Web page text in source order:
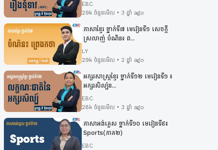
EBC
29k ចំនួនមើល • 3 ឆ្នាំ ago
ភាសាខ្មែរ ថ្នាក់ទី៧ មេរៀនទី១ សេចក្ដី
ស្រលាញ់ បំណិន៖ ព...
LY
29k ចំនួនមើល • 2 ឆ្នាំ ago
អក្សរសាស្រ្ដខ្មែរ ថ្នាក់ទី១២ មេរៀនទី១ ៖
អក្សរសិល្ប៍ខ...
EBC
28k ចំនួនមើល • 3 ឆ្នាំ ago
ភាសាអង់គ្លេស ថ្នាក់ទី១០ មេរៀនទី៩៖​
Sports(ភាគ២)
EBC